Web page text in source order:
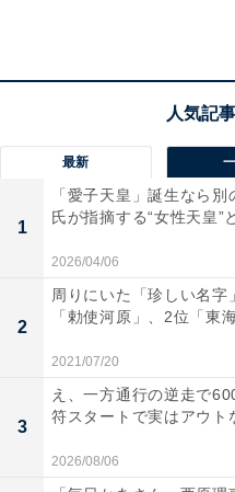
「ストレスオフ県」男
県」！
最新
1
「愛子天皇」誕生なら
氏が指摘する“女性天皇”
2026/04/06
2
周りにいた「珍しい名字
「勅使河原」、2位「東
2021/07/20
3
え、一方通行の逆走で
符スタートで実はアウト
2026/08/06